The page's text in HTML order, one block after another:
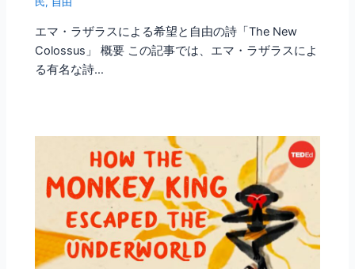
エマ・ラザラスによる希望と自由の詩「The New
Colossus」 概要 この記事では、エマ・ラザラスによ
る有名な詩…